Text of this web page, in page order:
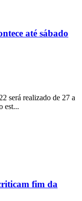
até sábado
será realizado de 27 a
est...
fim da